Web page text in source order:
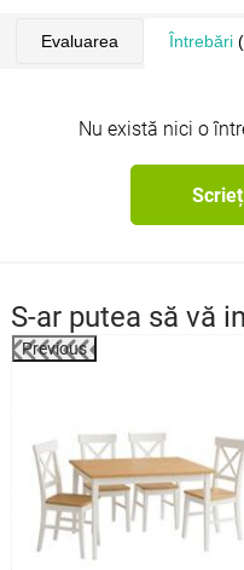
Evaluarea Întrebări
Nu există nici o
S-ar putea să vă
Previous